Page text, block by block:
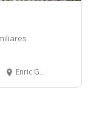
Enric Granados, 153-155 - BARCELONA